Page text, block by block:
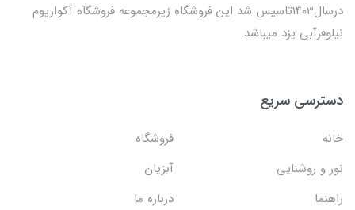
درسال1403تاسیس شد این فروشگاه زیرمجموعه فروشگاه آکواریوم
نیلوفرآبی یزد میباشد.
دسترسی سریع
خانه
فروشگاه
نور و روشنایی
آبزیان
راهنما
درباره ما